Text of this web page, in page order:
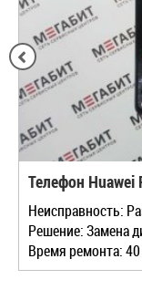
Телефон Huawei
Неисправность:
Решение: Замена
Время ремонта: